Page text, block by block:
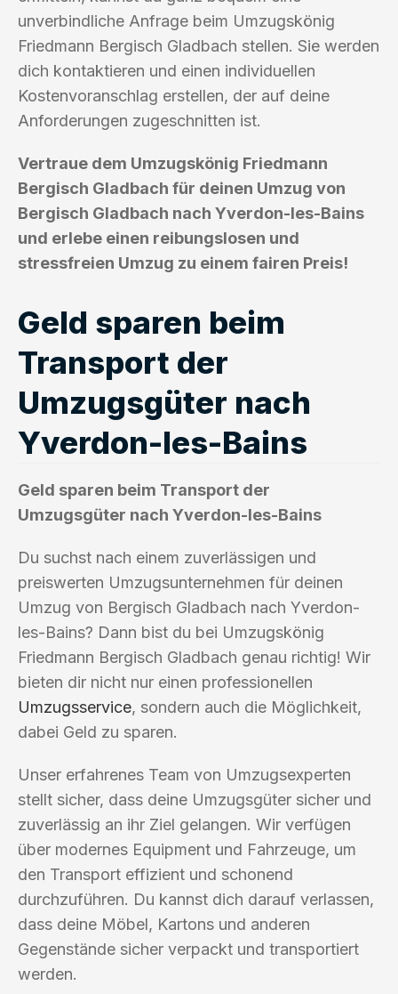
unverbindliche Anfrage beim Umzugskönig
Friedmann Bergisch Gladbach stellen. Sie werden
dich kontaktieren und einen individuellen
Kostenvoranschlag erstellen, der auf deine
Anforderungen zugeschnitten ist.
Vertraue dem Umzugskönig Friedmann
Bergisch Gladbach für deinen Umzug von
Bergisch Gladbach nach Yverdon-les-Bains
und erlebe einen reibungslosen und
stressfreien Umzug zu einem fairen Preis!
Geld sparen beim
Transport der
Umzugsgüter nach
Yverdon-les-Bains
Geld sparen beim Transport der
Umzugsgüter nach Yverdon-les-Bains
Du suchst nach einem zuverlässigen und
preiswerten Umzugsunternehmen für deinen
Umzug von Bergisch Gladbach nach Yverdon-
les-Bains? Dann bist du bei Umzugskönig
Friedmann Bergisch Gladbach genau richtig! Wir
bieten dir nicht nur einen professionellen
Umzugsservice, sondern auch die Möglichkeit,
dabei Geld zu sparen.
Unser erfahrenes Team von Umzugsexperten
stellt sicher, dass deine Umzugsgüter sicher und
zuverlässig an ihr Ziel gelangen. Wir verfügen
über modernes Equipment und Fahrzeuge, um
den Transport effizient und schonend
durchzuführen. Du kannst dich darauf verlassen,
dass deine Möbel, Kartons und anderen
Gegenstände sicher verpackt und transportiert
werden.